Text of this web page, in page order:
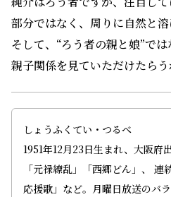
部分ではなく、周りに自然と溶
そして、“ろう者の親と娘”で
親子関係を見ていただけたらう
しょうふくてい・つるべ
1951年12月23日生まれ、大阪府
「元禄繚乱」「西郷どん」、
応援歌」など。月曜日放送のバ